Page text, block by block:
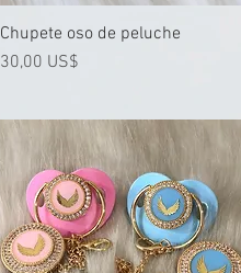
Vista rápida
Chupete oso de peluche
Precio
30,00 US$